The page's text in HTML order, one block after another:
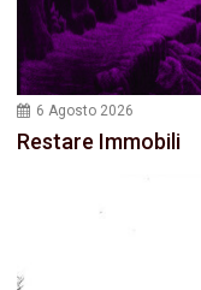
6 Agosto 2026
Restare Immobili